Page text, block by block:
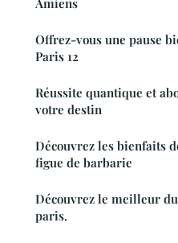
Amiens
Offrez-vous une pause
Paris 12
Réussite quantique et
votre destin
Découvrez les bienfaits
figue de barbarie
Découvrez le meilleur
paris.